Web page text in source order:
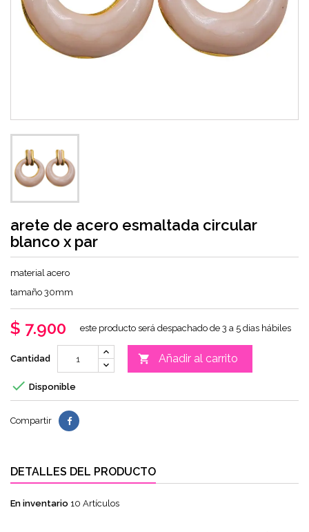
arete de acero esmaltada circular
blanco x par
material acero
tamaño 30mm
$ 7.900 este producto será despachado de 3 a 5 dias hábiles
Cantidad  Añadir al carrito
 Disponible
Compartir
DETALLES DEL PRODUCTO
En inventario 10 Artículos